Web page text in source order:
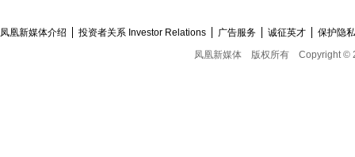
凤凰新媒体介绍 投资者关系 Investor Relations 广告服务 诚征英才
保护隐
凤凰新媒体
版权所有 Copyright ©